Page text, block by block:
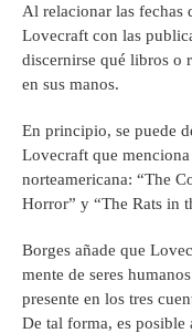
Al relacionar las fechas
Lovecraft con las
discernirse qué libros o
en sus manos.
En principio, se puede
Lovecraft que
norteamericana: “The
Horror” y “The Rats in
Borges añade que
mente de seres
presente en los tres
De tal forma, es posible